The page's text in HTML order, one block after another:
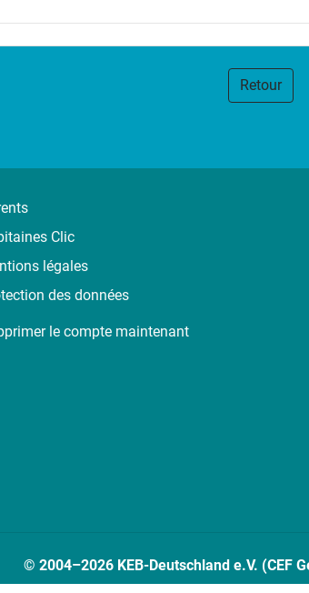
Retour
Clic
légales
des données
le compte maintenant
© 2004–2026 KEB-Deutschland e.V. (CEF